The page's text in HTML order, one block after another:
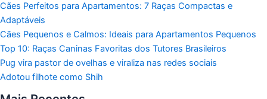
Cães Perfeitos para Apartamentos: 7 Raças Compactas e
Adaptáveis
Cães Pequenos e Calmos: Ideais para Apartamentos Pequenos
Top 10: Raças Caninas Favoritas dos Tutores Brasileiros
Pug vira pastor de ovelhas e viraliza nas redes sociais
Adotou filhote como Shih